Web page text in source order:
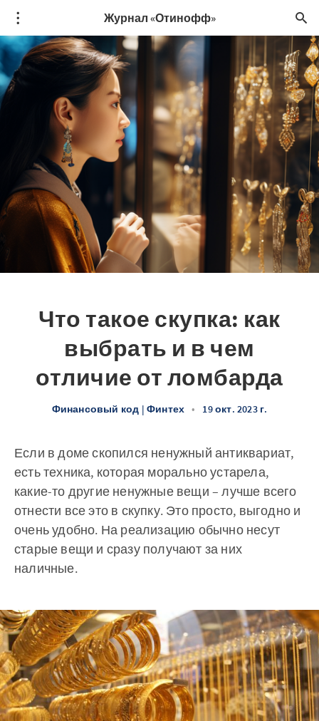
Журнал «Отинофф»
Что такое скупка: как
выбрать и в чем
отличие от ломбарда
Финансовый код | Финтех • 19 окт. 2023 г.
Если в доме скопился ненужный антиквариат,
есть техника, которая морально устарела,
какие-то другие ненужные вещи – лучше всего
отнести все это в скупку. Это просто, выгодно и
очень удобно. На реализацию обычно несут
старые вещи и сразу получают за них
наличные.